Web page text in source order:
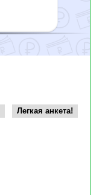
Легкая анкета!